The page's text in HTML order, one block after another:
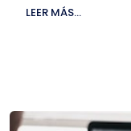
LEER MÁS...